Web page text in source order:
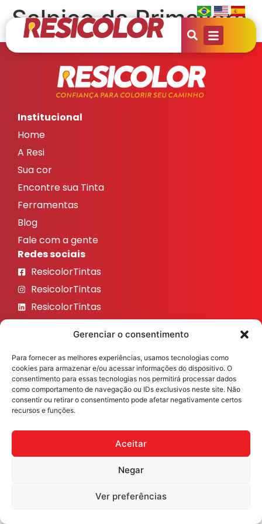
Gerenciar o consentimento
Para fornecer as melhores experiências, usamos tecnologias como
cookies para armazenar e/ou acessar informações do dispositivo. O
consentimento para essas tecnologias nos permitirá processar dados
como comportamento de navegação ou IDs exclusivos neste site. Não
consentir ou retirar o consentimento pode afetar negativamente certos
recursos e funções.
Aceitar
Negar
Ver preferências
Salpico da Primavera
Institucional
Home
A Resi
Sua cor
Encontre sua Tinta
Ferramentas
Blog
Fale com a gente
Redes sociais
ResicolorTintas
ResicolorTintas
ResicolorTintas
ResicolorTintas
ResicolorTintas
Veja nosso Instagram
Desenvolvido porFast Digital 360